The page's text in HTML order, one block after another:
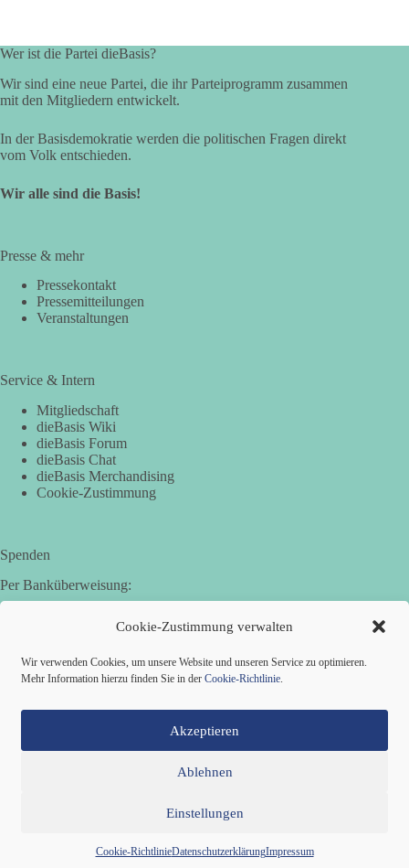
Cookie-Zustimmung verwalten
Wir verwenden Cookies, um unsere Website und unseren Service zu optimieren.
Mehr Information hierzu finden Sie in der Cookie-Richtlinie.
Akzeptieren
Ablehnen
Einstellungen
Cookie-RichtlinieDatenschutzerklärungImpressum
Wer ist die Partei dieBasis?
Wir sind eine neue Partei, die ihr Parteiprogramm zusammen
mit den Mitgliedern entwickelt.
In der Basisdemokratie werden die politischen Fragen direkt
vom Volk entschieden.
Wir alle sind die Basis!
Presse & mehr
Pressekontakt
Pressemitteilungen
Veranstaltungen
Service & Intern
Mitgliedschaft
dieBasis Wiki
dieBasis Forum
dieBasis Chat
dieBasis Merchandising
Cookie-Zustimmung
Spenden
Per Banküberweisung:
Basisdemokratische Partei Deutschland in Bayern e.V.
IBAN: DE95 7205 1210 0006 3365 31
BIC: BYLADEM1AIC
Kontakt
Cookie-Richtlinie (EU)
Copyright © 2026 Basisdemokratische Partei Deutschland ·